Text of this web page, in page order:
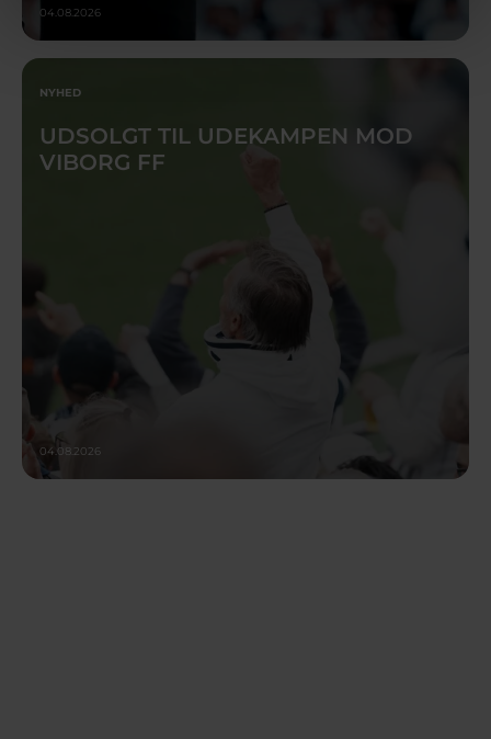
04.08.2026
NYHED
UDSOLGT TIL UDEKAMPEN MOD
VIBORG FF
04.08.2026